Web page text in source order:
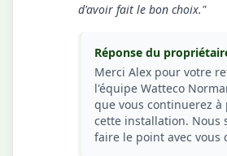
d'avoir fait le bon choix."
Réponse du
Merci Alex pour votre
l'équipe Watteco
que vous continuerez
cette installation. Nous
faire le point avec vous